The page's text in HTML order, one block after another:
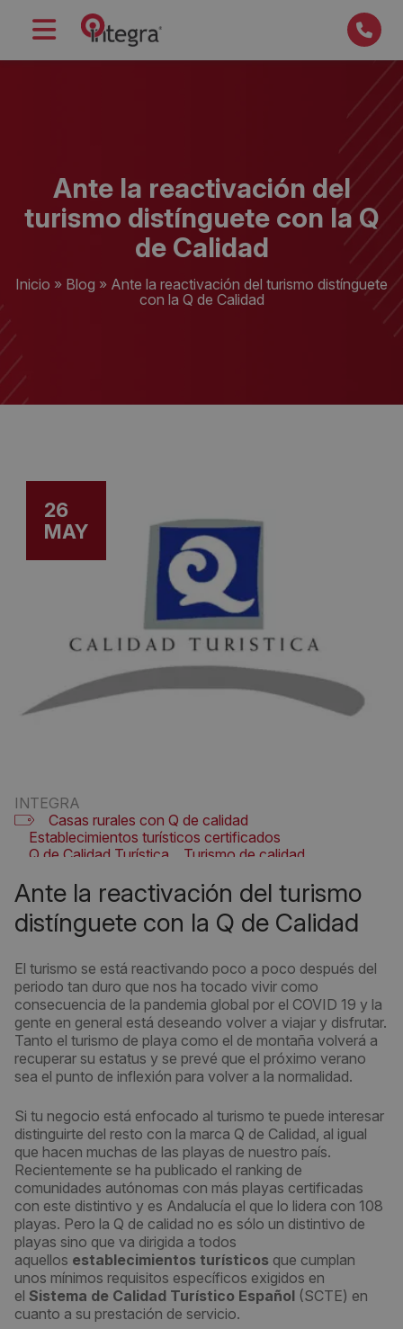
Ante la reactivación del
turismo distínguete con la Q
de Calidad
Inicio » Blog » Ante la reactivación del turismo distínguete
con la Q de Calidad
26
MAY
INTEGRA
Casas rurales con Q de calidad
Establecimientos turísticos certificados
Q de Calidad Turística
Turismo de calidad
Ante la reactivación del turismo
distínguete con la Q de Calidad
El turismo se está reactivando poco a poco después del
periodo tan duro que nos ha tocado vivir como
consecuencia de la pandemia global por el COVID 19 y la
gente en general está deseando volver a viajar y disfrutar.
Tanto el turismo de playa como el de montaña volverá a
recuperar su estatus y se prevé que el próximo verano
sea el punto de inflexión para volver a la normalidad.
Si tu negocio está enfocado al turismo te puede interesar
distinguirte del resto con la marca Q de Calidad, al igual
que hacen muchas de las playas de nuestro país.
Recientemente se ha publicado el ranking de
comunidades autónomas con más playas certificadas
con este distintivo y es Andalucía el que lo lidera con 108
playas. Pero la Q de calidad no es sólo un distintivo de
playas sino que va dirigida a todos
aquellos establecimientos turísticos que cumplan
unos mínimos requisitos específicos exigidos en
el Sistema de Calidad Turístico Español (SCTE) en
cuanto a su prestación de servicio.